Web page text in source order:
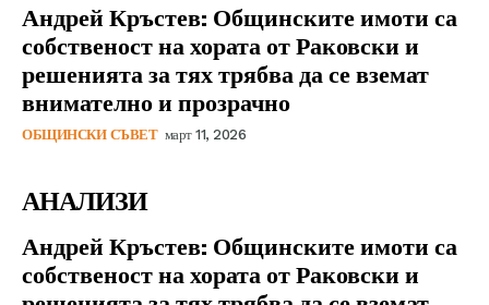
Андрей Кръстев: Общинските имоти са
собственост на хората от Раковски и
решенията за тях трябва да се вземат
внимателно и прозрачно
ОБЩИНСКИ СЪВЕТ март 11, 2026
АНАЛИЗИ
Андрей Кръстев: Общинските имоти са
собственост на хората от Раковски и